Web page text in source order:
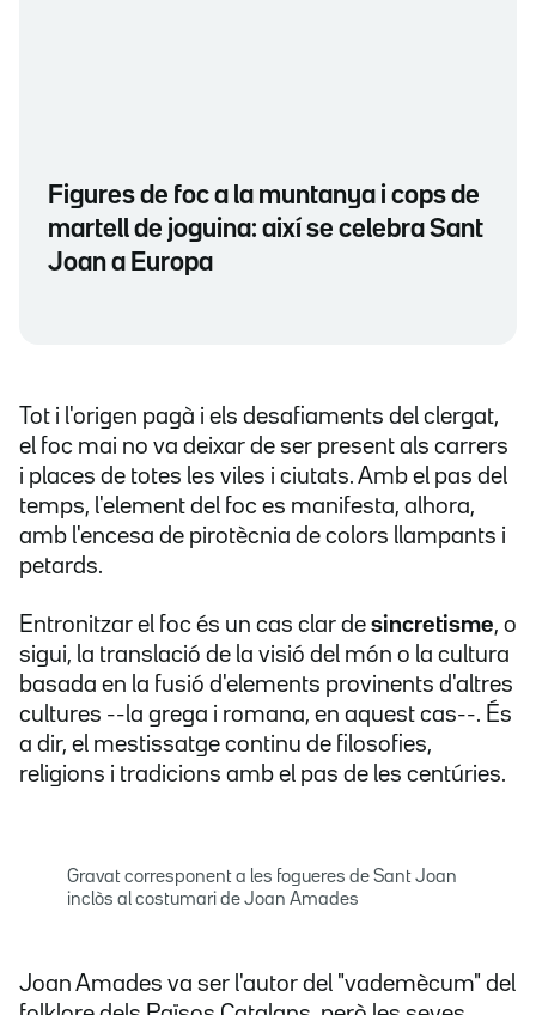
Figures de foc a la muntanya i cops de
martell de joguina: així se celebra Sant
Joan a Europa
Tot i l'origen pagà i els desafiaments del clergat,
el foc mai no va deixar de ser present als carrers
i places de totes les viles i ciutats. Amb el pas del
temps, l'element del foc es manifesta, alhora,
amb l'encesa de pirotècnia de colors llampants i
petards.
Entronitzar el foc és un cas clar de sincretisme, o
sigui, la translació de la visió del món o la cultura
basada en la fusió d'elements provinents d'altres
cultures --la grega i romana, en aquest cas--. És
a dir, el mestissatge continu de filosofies,
religions i tradicions amb el pas de les centúries.
Gravat corresponent a les fogueres de Sant Joan
inclòs al costumari de Joan Amades
Joan Amades va ser l'autor del "vademècum" del